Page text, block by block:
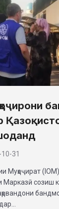
31
Муҳоҷират (IOM)
Марказӣ созиш